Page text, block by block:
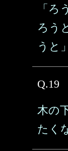
「ろ
ろう
うと
Q.19
木の
たく